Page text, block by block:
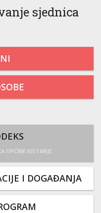
sjednica
OPĆINE KISTANJE
I DOGAĐANJA